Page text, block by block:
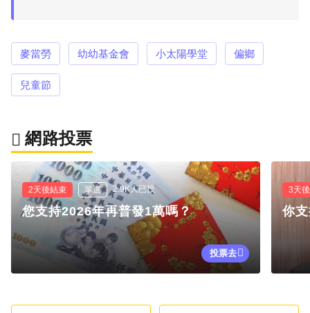
麥當勞 幼幼基金會 小太陽學堂 偏鄉
兒童節
網路投票
2天後結束 單選 2.9K人已投
您支持2026年再普發1萬嗎？
投票去
3天
你